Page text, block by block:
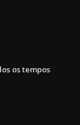
os tempos